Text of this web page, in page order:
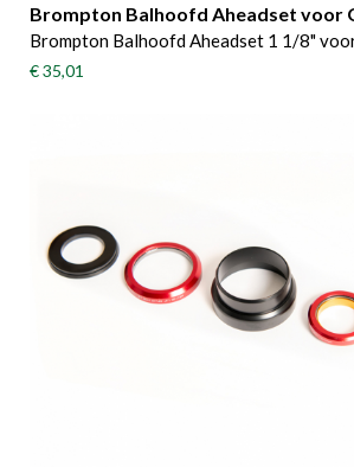
Brompton Balhoofd Aheadset voor
Brompton Balhoofd Aheadset 1 1/8"
€ 35,01